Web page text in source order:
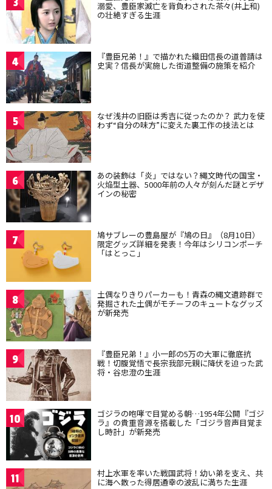
溺愛、豊臣家滅亡を背負わされた茶々(井上和)
の壮絶すぎる生涯
4 『豊臣兄弟！』で描かれた織田信長の道普請は
史実？信長が実施した街道整備の施策を紹介
5 なぜ浅井の旧臣は秀吉に従ったのか？ 武力を使
わず“自分の味方”に変えた裏工作の技法とは
6 あの装飾は「炎」ではない？縄文時代の国宝・
火焔型土器、5000年前の人々が刻んだ謎とデザ
インの秘密
7 鳩サブレーの豊島屋が『鳩の日』（8月10日）
限定グッズ詳細を発表！今年はシリコンポーチ
「はとっこ」
8 土偶なりきりパーカーも！青森の縄文遺跡群で
発掘された土偶がモチーフのキュートなグッズ
が新発売
9 『豊臣兄弟！』小一郎の5万の大軍に徹底抗
戦！切腹覚悟で長宗我部元親に降伏を迫った武
将・谷忠澄の生涯
10 ゴジラの咆哮で目覚める朝…1954年公開『ゴジ
ラ』の貴重音源を搭載した「ゴジラ音声目覚ま
し時計」が新発売
11 村上水軍を率いた戦国武将！幼い弟を支え、共
に海へ散った得居通幸の波乱に満ちた生涯